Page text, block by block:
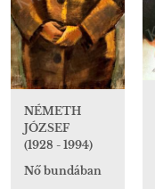
NÉMETH
JÓZSEF
(1928 - 1994)
Nő bundában